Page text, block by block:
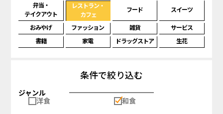
弁当・
テイクアウト
レストラン・
カフェ
フード スイーツ
おみやげ ファッション 雑貨
サービス
書籍
家電 ドラッグストア 生花
条件で絞り込む
ジャンル
洋食
和食